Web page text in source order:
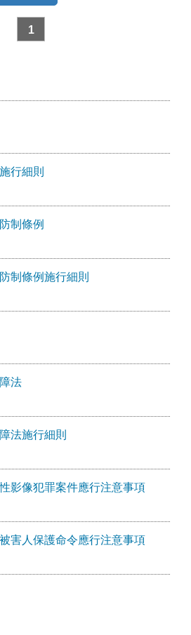
1
行細則
制條例
制條例施行細則
法
法施行細則
影像犯罪案件應行注意事項
害人保護命令應行注意事項